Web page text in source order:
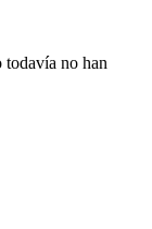
todavía no han